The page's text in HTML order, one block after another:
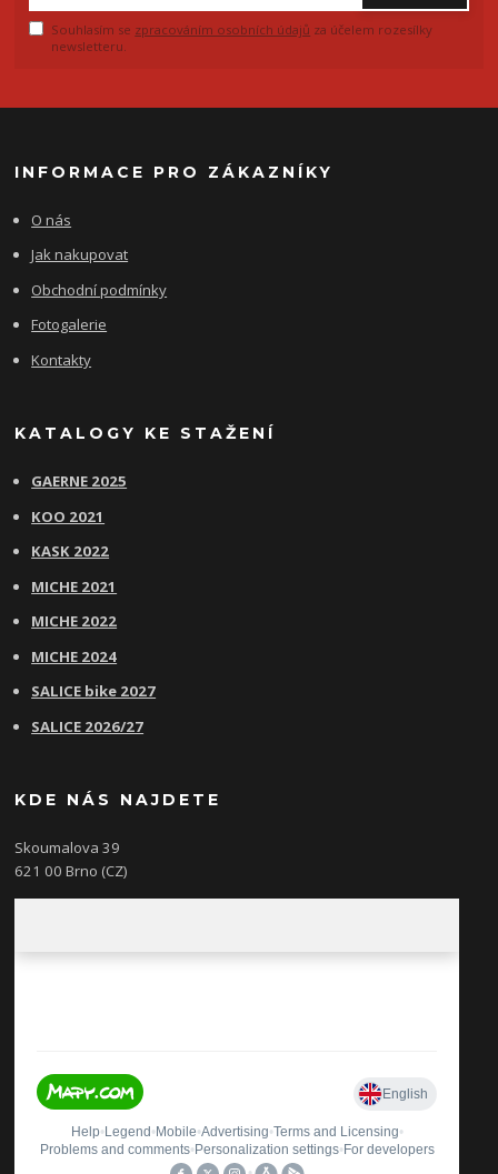
Souhlasím se zpracováním osobních údajů za účelem rozesílky
newsletteru.
INFORMACE PRO ZÁKAZNÍKY
O nás
Jak nakupovat
Obchodní podmínky
Fotogalerie
Kontakty
KATALOGY KE STAŽENÍ
GAERNE 2025
KOO 2021
KASK 2022
MICHE 2021
MICHE 2022
MICHE 2024
SALICE bike 2027
SALICE 2026/27
KDE NÁS NAJDETE
Skoumalova 39
621 00 Brno (CZ)